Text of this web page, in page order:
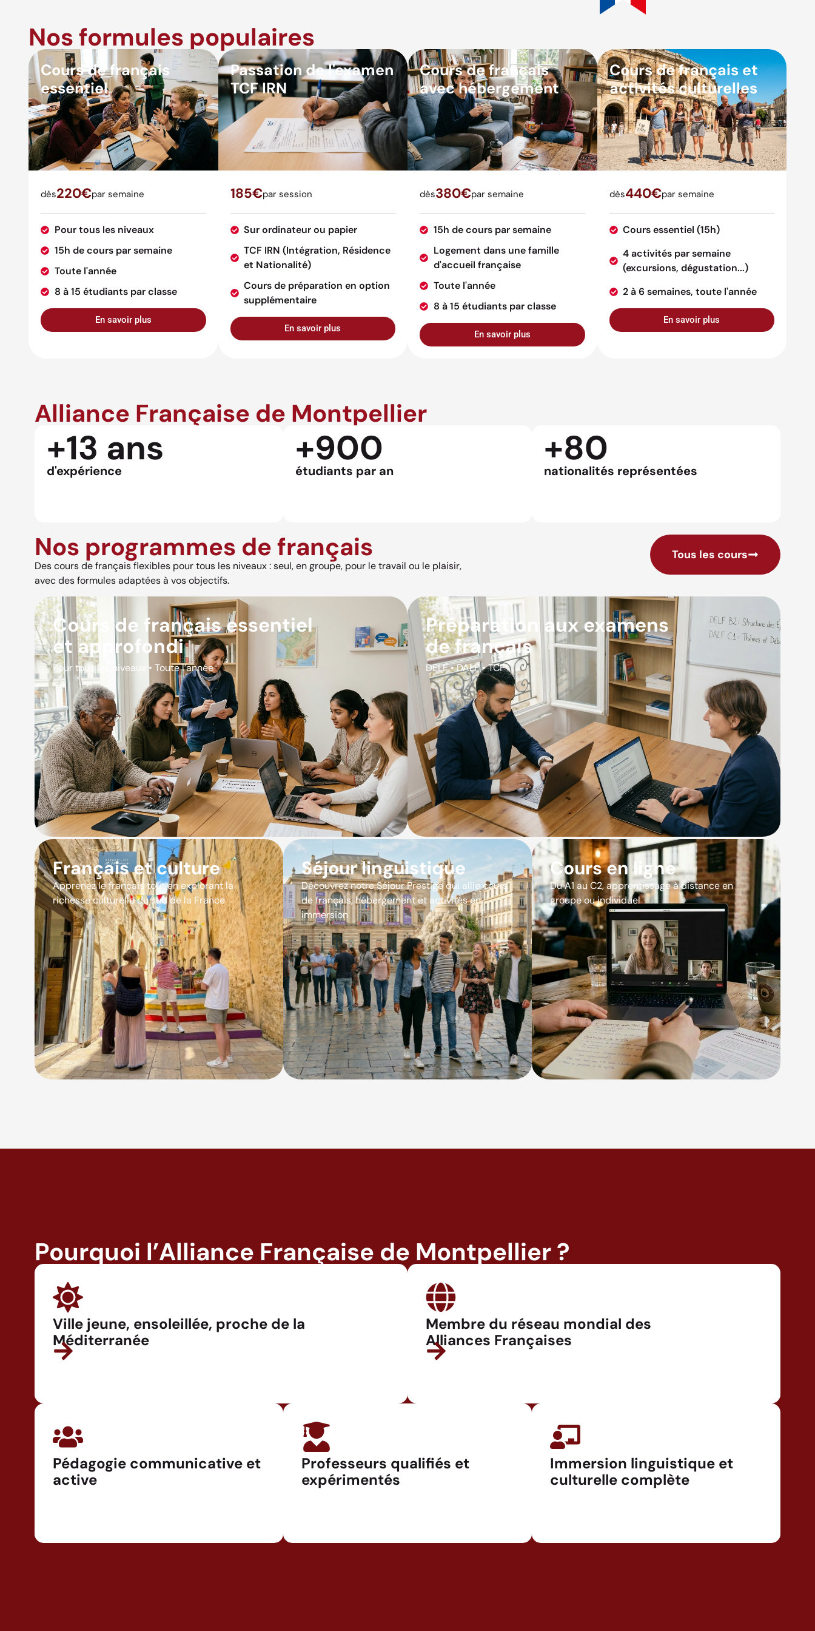
Nos formules populaires
Cours de français
essentiel
dès220€par semaine
Pour tous les niveaux
15h de cours par semaine
Toute l'année
8 à 15 étudiants par classe
En savoir plus
Passation de l'examen
TCF IRN
185€par session
Sur ordinateur ou papier
TCF IRN (Intégration, Résidence
et Nationalité)
Cours de préparation en option
supplémentaire
En savoir plus
Cours de français
avec hébergement
dès380€par semaine
15h de cours par semaine
Logement dans une famille
d'accueil française
Toute l'année
8 à 15 étudiants par classe
En savoir plus
Cours de français et
activités culturelles
dès440€par semaine
Cours essentiel (15h)
4 activités par semaine
(excursions, dégustation...)
2 à 6 semaines, toute l'année
En savoir plus
Alliance Française de Montpellier
+13 ans
d'expérience
+900
étudiants par an
+80
nationalités représentées
Nos programmes de français
Des cours de français flexibles pour tous les niveaux : seul, en groupe, pour le travail ou le plaisir,
avec des formules adaptées à vos objectifs.
Tous les cours
Cours de français essentiel
et approfondi
Pour tous les niveaux • Toute l’année
Préparation aux examens
de français
DELF • DALF • TCF
Français et culture
Apprenez le français tout en explorant la
richesse culturelle du sud de la France
Séjour linguistique
Découvrez notre Séjour Prestige qui allie cours
de français, hébergement et activités en
immersion
Cours en ligne
Du A1 au C2, apprentissage à distance en
groupe ou individuel
Pourquoi l’Alliance Française de Montpellier ?
Ville jeune, ensoleillée, proche de la
Méditerranée
Membre du réseau mondial des
Alliances Françaises
Pédagogie communicative et
active
Professeurs qualifiés et
expérimentés
Immersion linguistique et
culturelle complète